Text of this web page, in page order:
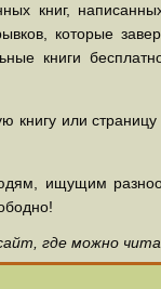
книг,
которые
книги
книгу или
ищущим
где можно